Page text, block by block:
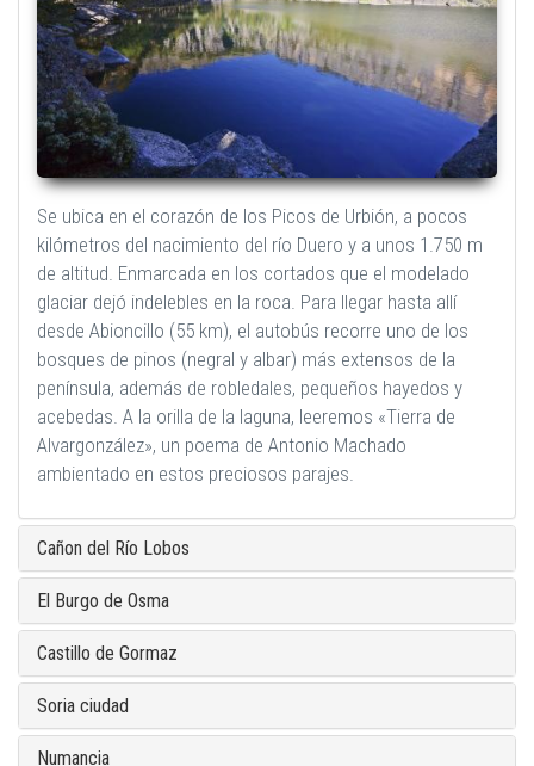
Se ubica en el corazón de los Picos de Urbión, a pocos
kilómetros del nacimiento del río Duero y a unos 1.750 m
de altitud. Enmarcada en los cortados que el modelado
glaciar dejó indelebles en la roca. Para llegar hasta allí
desde Abioncillo (55 km), el autobús recorre uno de los
bosques de pinos (negral y albar) más extensos de la
península, además de robledales, pequeños hayedos y
acebedas. A la orilla de la laguna, leeremos «Tierra de
Alvargonzález», un poema de Antonio Machado
ambientado en estos preciosos parajes.
Cañon del Río Lobos
El Burgo de Osma
Castillo de Gormaz
Soria ciudad
Numancia